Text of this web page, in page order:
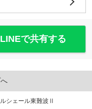
LINEで共有する
ルシェール東難波Ⅱ